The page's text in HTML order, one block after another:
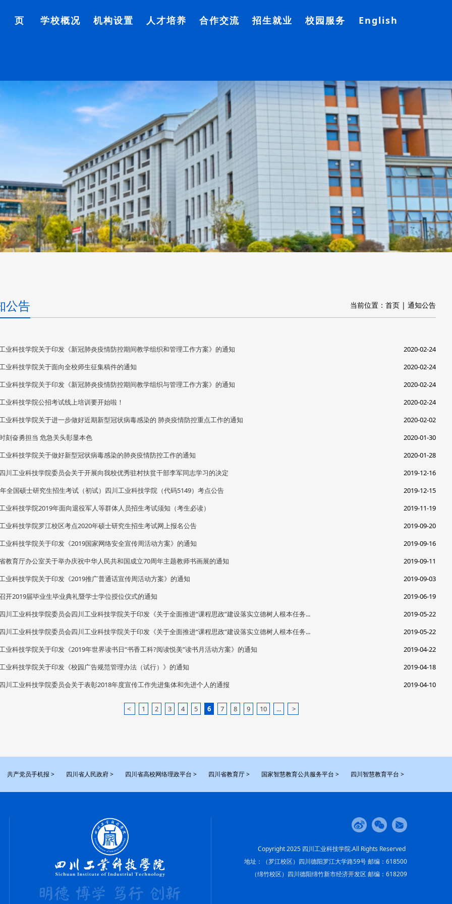
页 学校概况 机构设置 人才培养 合作交流 招生就业 校园服务 English
公告 当前位置： 首页 | 通知公告
业科技学院关于印发《新冠肺炎疫情防控期间教学组织和管理工作方案》的通知
2020-02-24
业科技学院关于面向全校师生征集稿件的通知
2020-02-24
业科技学院关于印发《新冠肺炎疫情防控期间教学组织与管理工作方案》的通知
2020-02-24
业科技学院公招考试线上培训要开始啦！
2020-02-24
业科技学院关于进一步做好近期新型冠状病毒感染的 肺炎疫情防控重点工作的通知
2020-02-02
刻奋勇担当 危急关头彰显本色
2020-01-30
业科技学院关于做好新型冠状病毒感染的肺炎疫情防控工作的通知
2020-01-28
川工业科技学院委员会关于开展向我校优秀驻村扶贫干部李军同志学习的决定
2019-12-16
全国硕士研究生招生考试（初试）四川工业科技学院（代码5149）考点公告
2019-12-15
业科技学院2019年面向退役军人等群体人员招生考试须知（考生必读）
2019-11-19
业科技学院罗江校区考点2020年硕士研究生招生考试网上报名公告
2019-09-20
业科技学院关于印发《2019国家网络安全宣传周活动方案》的通知
2019-09-16
教育厅办公室关于举办庆祝中华人民共和国成立70周年主题教师书画展的通知
2019-09-11
业科技学院关于印发《2019推广普通话宣传周活动方案》的通知
2019-09-03
开2019届毕业生毕业典礼暨学士学位授位仪式的通知
2019-06-19
川工业科技学院委员会四川工业科技学院关于印发《关于全面推进“课程思政”建设落实立德树人根本任务...
2019-05-22
川工业科技学院委员会四川工业科技学院关于印发《关于全面推进“课程思政”建设落实立德树人根本任务...
2019-05-22
业科技学院关于印发《2019年世界读书日“书香工科?阅读悦美”读书月活动方案》的通知
2019-04-22
业科技学院关于印发《校园广告规范管理办法（试行）》的通知
2019-04-18
川工业科技学院委员会关于表彰2018年度宣传工作先进集体和先进个人的通报
2019-04-10
< 1 2 3 4 5 6 7 8 9 10 ... >
共产党员手机报 > 四川省人民政府 > 四川省高校网络理政平台 > 四川省教育厅 > 国家智慧教育公共服务平台 > 四川智慧教育平台 >
Copyright 2025 四川工业科技学院.All Rights Reserved
地址：（罗江校区）四川德阳罗江大学路59号 邮编：618500
（绵竹校区）四川德阳绵竹新市经济开发区 邮编：618209